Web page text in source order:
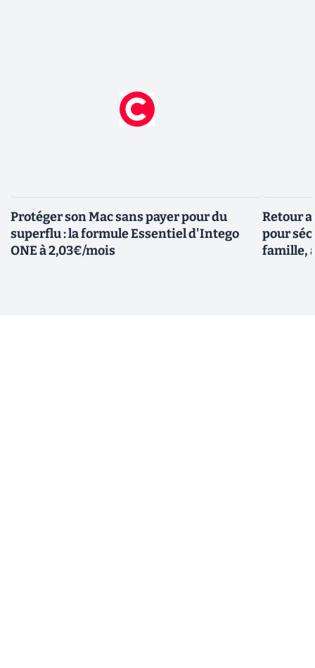
Protéger son Mac sans payer pour du
superflu : la formule Essentiel d'Intego
ONE à 2,03€/mois
Retour
pour
famille,